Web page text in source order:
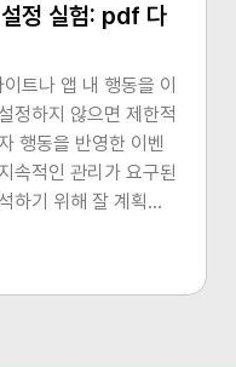
정 실험: pdf 다
트나 앱 내 행동을 이
정하지 않으면 제한적
행동을 반영한 이벤
속적인 관리가 요구된
하기 위해 잘 계획된